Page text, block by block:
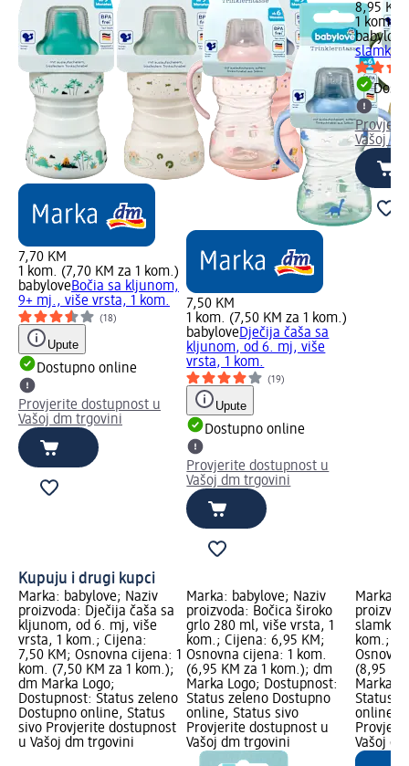
7,70 KM
1 kom. (7,70 KM za 1 kom.)
babyloveBočia sa kljunom,
9+ mj., više vrsta, 1 kom.
(18)
Upute
Dostupno online
Provjerite dostupnost u
Vašoj dm trgovini
7,50 KM
1 kom. (7,50 KM za 1 kom.)
babyloveDječija čaša sa
kljunom, od 6. mj, više
vrsta, 1 kom.
(19)
Upute
Dostupno online
Provjerite dostupnost u
Vašoj dm trgovini
8,95 KM
1 kom.
babylove
Vašoj
Kupuju i drugi kupci
Marka: babylove; Naziv
proizvoda: Dječija čaša sa
kljunom, od 6. mj, više
vrsta, 1 kom.; Cijena:
7,50 KM; Osnovna cijena: 1
kom. (7,50 KM za 1 kom.);
dm Marka Logo;
Dostupnost: Status zeleno
Dostupno online, Status
sivo Provjerite dostupnost
u Vašoj dm trgovini
Marka: babylove; Naziv
proizvoda: Bočica široko
grlo 280 ml, više vrsta, 1
kom.; Cijena: 6,95 KM;
Osnovna cijena: 1 kom.
(6,95 KM za 1 kom.); dm
Marka Logo; Dostupnost:
Status zeleno Dostupno
online, Status sivo
Provjerite dostupnost u
Vašoj dm trgovini
Marka:
kom.;
(8,95
Marka
Status
online,
Vašoj